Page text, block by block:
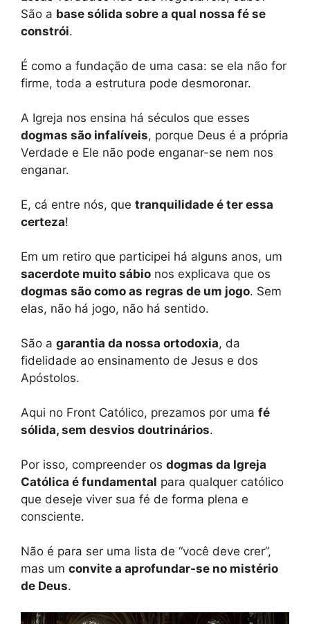
São a base sólida sobre a qual nossa fé se
constrói.
É como a fundação de uma casa: se ela não for
firme, toda a estrutura pode desmoronar.
A Igreja nos ensina há séculos que esses
dogmas são infalíveis, porque Deus é a própria
Verdade e Ele não pode enganar-se nem nos
enganar.
E, cá entre nós, que tranquilidade é ter essa
certeza!
Em um retiro que participei há alguns anos, um
sacerdote muito sábio nos explicava que os
dogmas são como as regras de um jogo. Sem
elas, não há jogo, não há sentido.
São a garantia da nossa ortodoxia, da
fidelidade ao ensinamento de Jesus e dos
Apóstolos.
Aqui no Front Católico, prezamos por uma fé
sólida, sem desvios doutrinários.
Por isso, compreender os dogmas da Igreja
Católica é fundamental para qualquer católico
que deseje viver sua fé de forma plena e
consciente.
Não é para ser uma lista de “você deve crer”,
mas um convite a aprofundar-se no mistério
de Deus.